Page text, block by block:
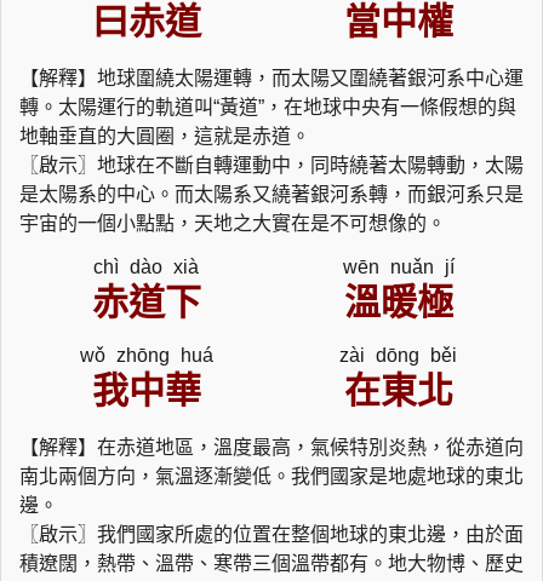
曰赤道 當中權
【解釋】地球圍繞太陽運轉，而太陽又圍繞著銀河系中心運
轉。太陽運行的軌道叫“黃道”，在地球中央有一條假想的與
地軸垂直的大圓圈，這就是赤道。
〖啟示〗地球在不斷自轉運動中，同時繞著太陽轉動，太陽
是太陽系的中心。而太陽系又繞著銀河系轉，而銀河系只是
宇宙的一個小點點，天地之大實在是不可想像的。
chì dào xià wēn nuǎn jí
赤道下 溫暖極
wǒ zhōng huá zài dōng běi
我中華 在東北
【解釋】在赤道地區，溫度最高，氣候特別炎熱，從赤道向
南北兩個方向，氣溫逐漸變低。我們國家是地處地球的東北
邊。
〖啟示〗我們國家所處的位置在整個地球的東北邊，由於面
積遼闊，熱帶、溫帶、寒帶三個溫帶都有。地大物博、歷史